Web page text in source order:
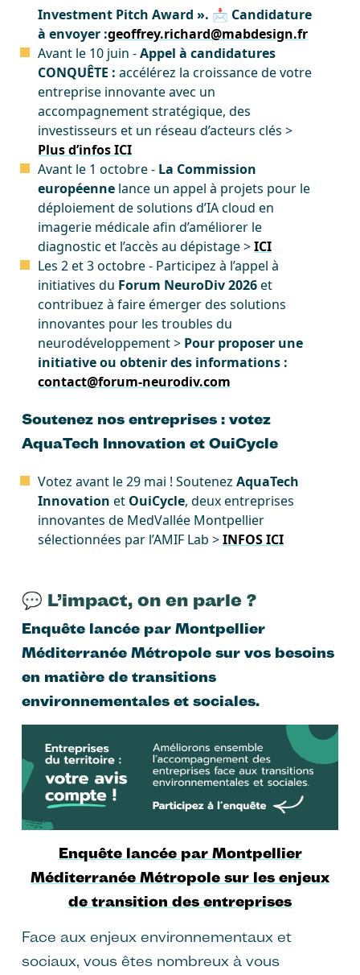
Investment Pitch Award ». 📩 Candidature
à envoyer :geoffrey.richard@mabdesign.fr
Avant le 10 juin -Appel à candidatures
CONQUÊTE : accélérez la croissance de votre
entreprise innovante avec un
accompagnement stratégique, des
investisseurs et un réseau d’acteurs clés >
Plus d’infos ICI
Avant le 1 octobre - La Commission
européenne lance un appel à projets pour le
déploiement de solutions d’IA cloud en
imagerie médicale afin d’améliorer le
diagnostic et l’accès au dépistage >ICI
Les 2 et 3 octobre - Participez à l’appel à
initiatives du Forum NeuroDiv 2026et
contribuez à faire émerger des solutions
innovantes pour les troubles du
neurodéveloppement > Pour proposer une
initiative ou obtenir des informations :
contact@forum-neurodiv.com
Soutenez nos entreprises : votez
AquaTech Innovation et OuiCycle
Votez avant le 29 mai ! Soutenez AquaTech
Innovation et OuiCycle, deux entreprises
innovantes de MedVallée Montpellier
sélectionnées par l’AMIF Lab >INFOS ICI
💬 L’impact, on en parle ?
Enquête lancée par Montpellier
Méditerranée Métropole sur vos besoins
en matière de transitions
environnementales et sociales.
Enquête lancée par Montpellier
Méditerranée Métropole sur les enjeux
de transition des entreprises
Face aux enjeux environnementaux et
sociaux, vous êtes nombreux à vous